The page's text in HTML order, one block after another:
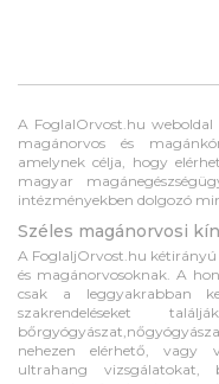
A FoglalOrvost.hu weboldal
magánorvos és
amelynek célja, hogy
magyar
intézményekben dolgozó
Széles magánorvosi
A FoglaljOrvost.hu kétirányú
és magánorvosoknak. A
csak a leggyakrabban
szakrendeléseket
nehezen elérhető, vagy
ultrahang vizsgálatokat,